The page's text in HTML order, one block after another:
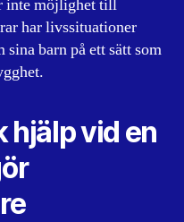
inte möjlighet till
har livssituationer
sina barn på ett sätt som
hjälp vid en